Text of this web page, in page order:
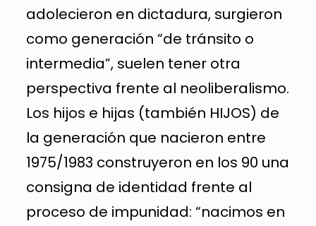
adolecieron en dictadura, surgieron
como generación “de tránsito o
intermedia”, suelen tener otra
perspectiva frente al neoliberalismo.
Los hijos e hijas (también HIJOS) de
la generación que nacieron entre
1975/1983 construyeron en los 90 una
consigna de identidad frente al
proceso de impunidad: “nacimos en